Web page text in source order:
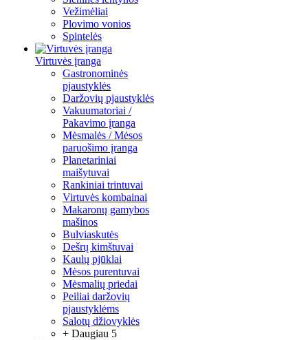
Vežimėliai
Plovimo vonios
Spintelės
Virtuvės įranga
Gastronominės
pjaustyklės
Daržovių pjaustyklės
Vakuumatoriai /
Pakavimo įranga
Mėsmalės / Mėsos
paruošimo įranga
Planetariniai
maišytuvai
Rankiniai trintuvai
Virtuvės kombainai
Makaronų gamybos
mašinos
Bulviaskutės
Dešrų kimštuvai
Kaulų pjūklai
Mėsos purentuvai
Mėsmalių priedai
Peiliai daržovių
pjaustyklėms
Salotų džiovyklės
+ Daugiau 5